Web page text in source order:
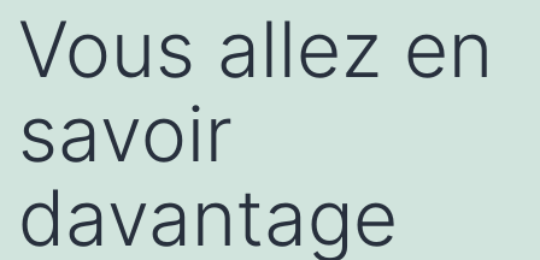
Vous allez en
savoir
davantage